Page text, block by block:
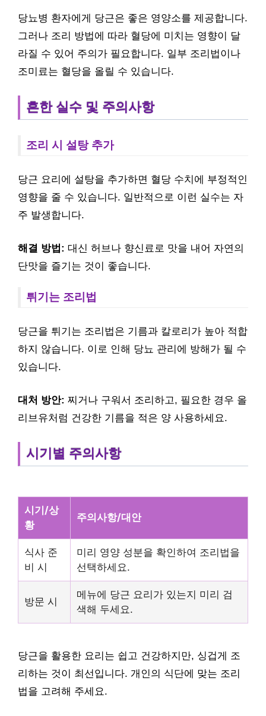
당뇨병 환자에게 당근은 좋은 영양소를 제공합니다.
그러나 조리 방법에 따라 혈당에 미치는 영향이 달
라질 수 있어 주의가 필요합니다. 일부 조리법이나
조미료는 혈당을 올릴 수 있습니다.
흔한 실수 및 주의사항
조리 시 설탕 추가
당근 요리에 설탕을 추가하면 혈당 수치에 부정적인
영향을 줄 수 있습니다. 일반적으로 이런 실수는 자
주 발생합니다.
해결 방법: 대신 허브나 향신료로 맛을 내어 자연의
단맛을 즐기는 것이 좋습니다.
튀기는 조리법
당근을 튀기는 조리법은 기름과 칼로리가 높아 적합
하지 않습니다. 이로 인해 당뇨 관리에 방해가 될 수
있습니다.
대처 방안: 찌거나 구워서 조리하고, 필요한 경우 올
리브유처럼 건강한 기름을 적은 양 사용하세요.
시기별 주의사항
시기/상
황
주의사항/대안
식사 준
비 시
미리 영양 성분을 확인하여 조리법을
선택하세요.
방문 시
메뉴에 당근 요리가 있는지 미리 검
색해 두세요.
당근을 활용한 요리는 쉽고 건강하지만, 싱겁게 조
리하는 것이 최선입니다. 개인의 식단에 맞는 조리
법을 고려해 주세요.